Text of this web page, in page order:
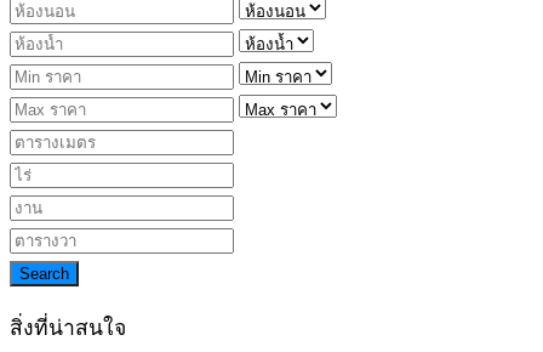
Search
สิ่งที่น่าสนใจ